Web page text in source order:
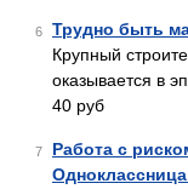
6 Трудно быть
Крупный
оказывается в
40 руб
7
Работа с